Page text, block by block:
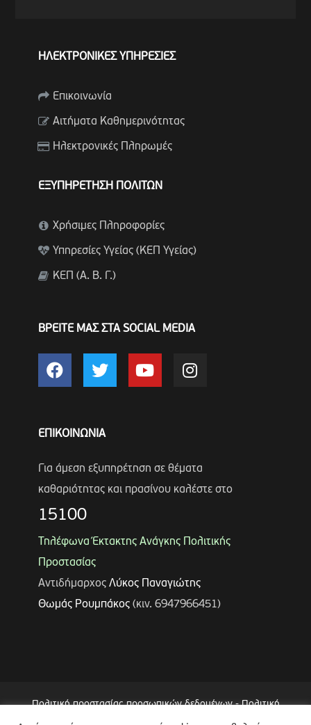
ΗΛΕΚΤΡΟΝΙΚΕΣ ΥΠΗΡΕΣΙΕΣ
Επικοινωνία
Αιτήματα Καθημερινότητας
Ηλεκτρονικές Πληρωμές
ΕΞΥΠΗΡΕΤΗΣΗ ΠΟΛΙΤΩΝ
Χρήσιμες Πληροφορίες
Υπηρεσίες Υγείας (ΚΕΠ Υγείας)
ΚΕΠ (Α. Β. Γ.)
ΒΡΕΙΤΕ ΜΑΣ ΣΤΑ SOCIAL MEDIA
ΕΠΙΚΟΙΝΩΝΙΑ
Για άμεση εξυπηρέτηση σε θέματα
καθαριότητας και πρασίνου καλέστε στο
15100
Τηλέφωνα Έκτακτης Ανάγκης Πολιτικής
Προστασίας
Αντιδήμαρχος Λύκος Παναγιώτης
Θωμάς Ρουμπάκος(κιν. 6947966451)
Πολιτική προστασίας προσωπικών δεδομένων-Πολιτική
Επεξεργασίας Δεδομένων μέσω Συστήματος Βιντεοεπιτήρησης